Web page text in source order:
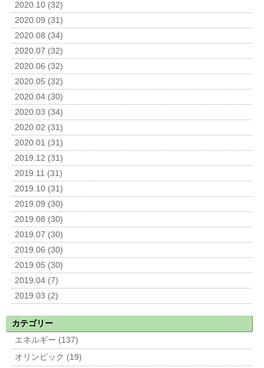
2020.10 (32)
2020.09 (31)
2020.08 (34)
2020.07 (32)
2020.06 (32)
2020.05 (32)
2020.04 (30)
2020.03 (34)
2020.02 (31)
2020.01 (31)
2019.12 (31)
2019.11 (31)
2019.10 (31)
2019.09 (30)
2019.08 (30)
2019.07 (30)
2019.06 (30)
2019.05 (30)
2019.04 (7)
2019.03 (2)
カテゴリー
エネルギー (137)
オリンピック (19)